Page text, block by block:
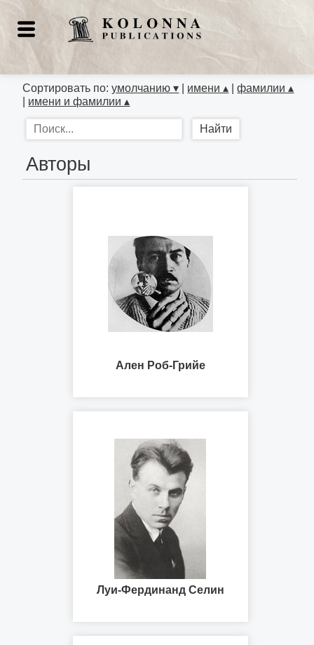
Сортировать по:умолчанию ▾ имени ▴ |фамилии ▴
имени и фамилии ▴
Авторы
Ален Роб-Грийе
Луи-Фердинанд Селин